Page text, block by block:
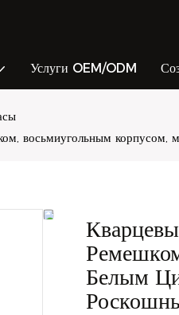
Услуги OEM/ODM
восьмиугольным корпусом,
Белым